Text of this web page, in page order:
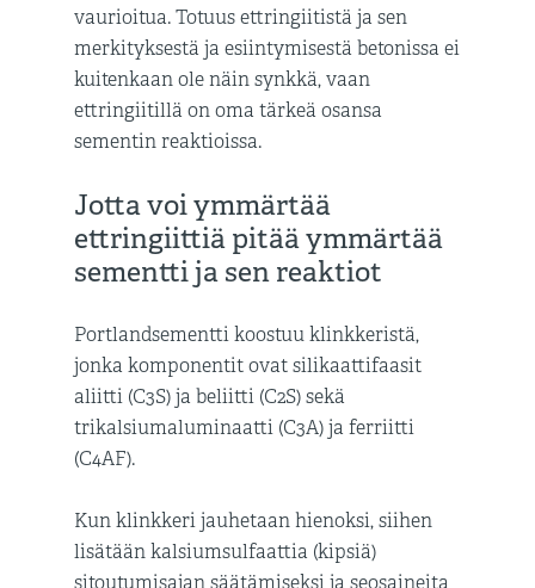
vaurioitua. Totuus ettringiitistä ja sen
merkityksestä ja esiintymisestä betonissa ei
kuitenkaan ole näin synkkä, vaan
ettringiitillä on oma tärkeä osansa
sementin reaktioissa.
Jotta voi ymmärtää
ettringiittiä pitää ymmärtää
sementti ja sen reaktiot
Portlandsementti koostuu klinkkeristä,
jonka komponentit ovat silikaattifaasit
aliitti (C3S) ja beliitti (C2S) sekä
trikalsiumaluminaatti (C3A) ja ferriitti
(C4AF).
Kun klinkkeri jauhetaan hienoksi, siihen
lisätään kalsiumsulfaattia (kipsiä)
sitoutumisajan säätämiseksi ja seosaineita